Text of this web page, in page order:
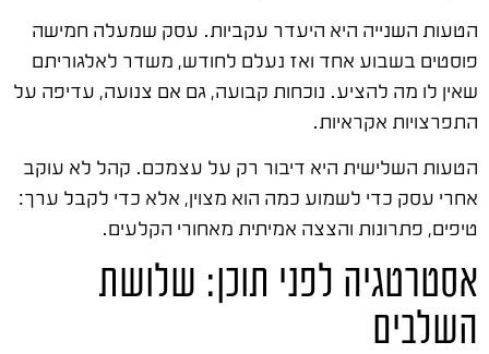
הטעות השנייה היא היעדר עקביות. עסק שמעלה חמישה
פוסטים בשבוע אחד ואז נעלם לחודש, משדר לאלגוריתם
שאין לו מה להציע. נוכחות קבועה, גם אם צנועה, עדיפה על
התפרצויות אקראיות.
הטעות השלישית היא דיבור רק על עצמכם. קהל לא עוקב
אחרי עסק כדי לשמוע כמה הוא מצוין, אלא כדי לקבל ערך:
טיפים, פתרונות והצצה אמיתית מאחורי הקלעים.
אסטרטגיה לפני תוכן: שלושת
השלבים